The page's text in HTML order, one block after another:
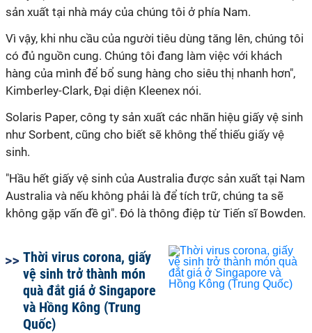
sản xuất tại nhà máy của chúng tôi ở phía Nam.
Vì vậy, khi nhu cầu của người tiêu dùng tăng lên, chúng tôi
có đủ nguồn cung. Chúng tôi đang làm việc với khách
hàng của mình để bổ sung hàng cho siêu thị nhanh hơn",
Kimberley-Clark, Đại diện Kleenex nói.
Solaris Paper, công ty sản xuất các nhãn hiệu giấy vệ sinh
như Sorbent, cũng cho biết sẽ không thể thiếu giấy vệ
sinh.
"Hầu hết giấy vệ sinh của Australia được sản xuất tại Nam
Australia và nếu không phải là để tích trữ, chúng ta sẽ
không gặp vấn đề gì". Đó là thông điệp từ Tiến sĩ Bowden.
Thời virus corona, giấy
vệ sinh trở thành món
quà đắt giá ở Singapore
và Hồng Kông (Trung
Quốc)